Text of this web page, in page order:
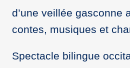
d’une veillée gasconne
contes, musiques et
Spectacle bilingue